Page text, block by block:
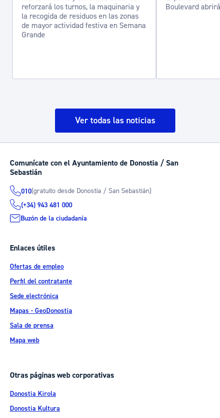
reforzará los turnos, la maquinaria y
la recogida de residuos en las zonas
de mayor actividad festiva en Semana
Grande
Boulevard
Ver todas las noticias
Comunícate con el Ayuntamiento de Donostia / San
Sebastián
010(gratuito desde Donostia / San Sebastián)
(+34) 943 481 000
Buzón de la ciudadanía
Enlaces útiles
Ofertas de empleo
Perfil del contratante
Sede electrónica
Mapas - GeoDonostia
Sala de prensa
Mapa web
Otras páginas web corporativas
Donostia Kirola
Donostia Kultura